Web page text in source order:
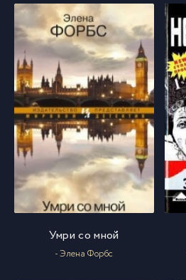
Умри со мной
- Элена Форбс